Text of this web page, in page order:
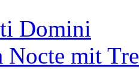
Domini
Nocte mit